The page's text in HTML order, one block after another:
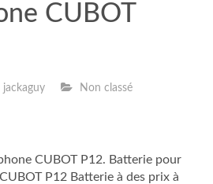
CUBOT
jackaguy Non classé
CUBOT P12. Batterie pour
P12 Batterie à des prix à